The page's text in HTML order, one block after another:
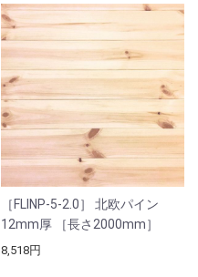
［FLINP-5-2.0］ 北欧パイン
12mm厚 ［長さ2000mm］
8,518円